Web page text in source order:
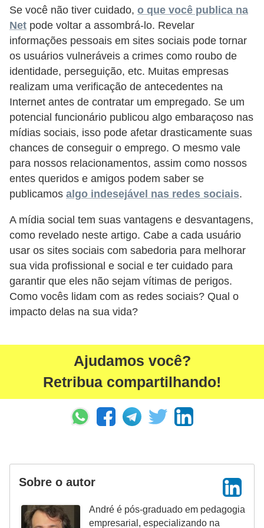
Se você não tiver cuidado, o que você publica na
Net pode voltar a assombrá-lo. Revelar
informações pessoais em sites sociais pode tornar
os usuários vulneráveis ​​a crimes como roubo de
identidade, perseguição, etc. Muitas empresas
realizam uma verificação de antecedentes na
Internet antes de contratar um empregado. Se um
potencial funcionário publicou algo embaraçoso nas
mídias sociais, isso pode afetar drasticamente suas
chances de conseguir o emprego. O mesmo vale
para nossos relacionamentos, assim como nossos
entes queridos e amigos podem saber se
publicamos algo indesejável nas redes sociais.
A mídia social tem suas vantagens e desvantagens,
como revelado neste artigo. Cabe a cada usuário
usar os sites sociais com sabedoria para melhorar
sua vida profissional e social e ter cuidado para
garantir que eles não sejam vítimas de perigos.
Como vocês lidam com as redes sociais? Qual o
impacto delas na sua vida?
Ajudamos você?
Retribua compartilhando!
Sobre o autor
André é pós-graduado em pedagogia
empresarial, especializando na
d
e
p
o
n
t
o
S
f
t
a
r
e
d
e
c
e
o